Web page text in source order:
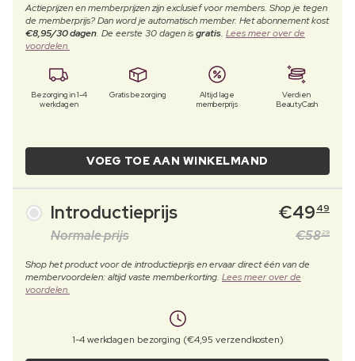
Actieprijzen en memberprijzen zijn exclusief voor members. Shop je tegen
de memberprijs? Dan word je automatisch member. Het abonnement kost
€8,95/30 dagen. De eerste 30 dagen isgratis. Lees meer over de
voordelen.
Bezorging in 1-4
werkdagen
Gratis bezorging
Altijd lage
memberprijs
Verdien
BeautyCash
VOEG TOE AAN WINKELMAND
Introductieprijs €49 49
Normale prijs €5829
Shop het product voor de introductieprijs en ervaar direct één van de
membervoordelen: altijd vaste memberkorting. Lees meer over de
voordelen.
1-4 werkdagen bezorging (€4,95 verzendkosten)